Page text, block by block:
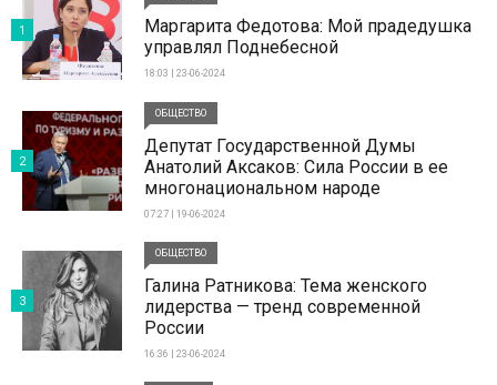
Маргарита Федотова: Мой прадедушка
управлял Поднебесной
18:03 | 23-06-2024
1
ОБЩЕСТВО
Депутат Государственной Думы
Анатолий Аксаков: Сила России в ее
многонациональном народе
07:27 | 19-06-2024
2
ОБЩЕСТВО
Галина Ратникова: Тема женского
лидерства — тренд современной
России
16:36 | 23-06-2024
3